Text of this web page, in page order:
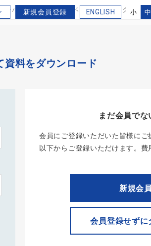
小 中
ENGLISH
新規会員登録
ンパクトCO₂インキュベーター カタログ
資料をダウンロード
まだ会員で
会員にご登録いただいた皆様にご
以下からご登録いただけます。費
新規会
会員登録せずに